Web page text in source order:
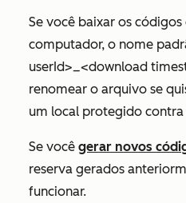
Se você baixar os
computador, o nome
userId>_<download
renomear o arquivo se
um local protegido
Se você gerar novos
reserva gerados
funcionar.